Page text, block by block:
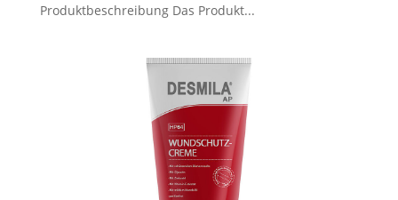
Produktbeschreibung Das Produkt...